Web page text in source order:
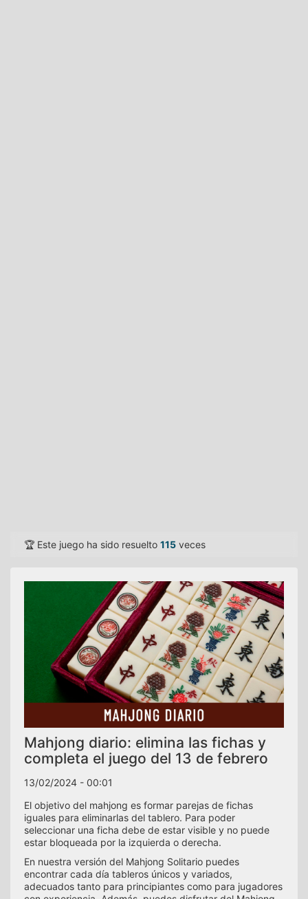
🏆 Este juego ha sido resuelto 115 veces
Mahjong diario: elimina las fichas y
completa el juego del 13 de febrero
13/02/2024 - 00:01
El objetivo del mahjong es formar parejas de fichas
iguales para eliminarlas del tablero. Para poder
seleccionar una ficha debe de estar visible y no puede
estar bloqueada por la izquierda o derecha.
En nuestra versión del Mahjong Solitario puedes
encontrar cada día tableros únicos y variados,
adecuados tanto para principiantes como para jugadores